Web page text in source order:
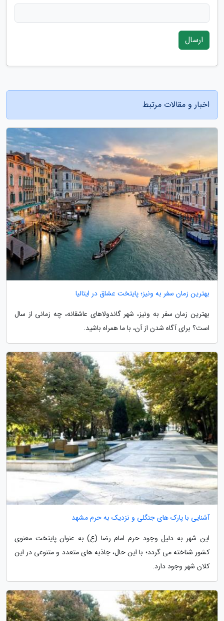
ارسال
اخبار و مقالات مرتبط
بهترین زمان سفر به ونیز؛ پایتخت عشاق در ایتالیا
بهترین زمان سفر به ونیز، شهر گاندولاهای عاشقانه، چه زمانی از سال
است؟ برای آگاه شدن از آن، با ما همراه باشید.
آشنایی با پارک های جنگلی و نزدیک به حرم مشهد
این شهر به دلیل وجود حرم امام رضا (ع) به عنوان پایتخت معنوی
کشور شناخته می گردد؛ با این حال، جاذبه های متعدد و متنوعی در این
کلان شهر وجود دارد.